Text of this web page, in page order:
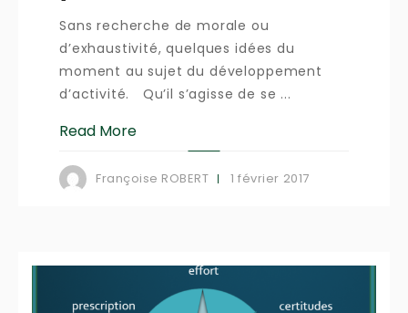
Sans recherche de morale ou
d’exhaustivité, quelques idées du
moment au sujet du développement
d’activité. Qu’il s’agisse de se ...
Read More
Françoise ROBERT 1 février 2017